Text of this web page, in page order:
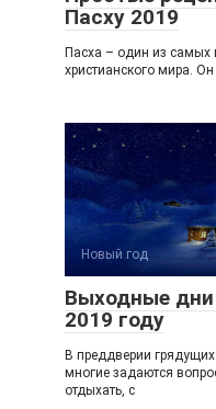
Пасху 2019
Пасха – один из самых
христианского мира.
Новый год
Выходные
2019 году
В преддверии
многие задаются
отдыхать, с